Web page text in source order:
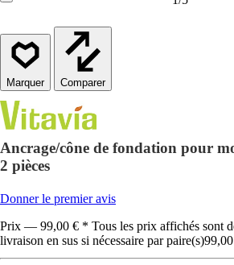
Comparer
Ancrage/cône de fondation pour
2 pièces
Donner le premier avis
Prix — 99,00 € * Tous les prix affichés sont
livraison en sus si nécessaire par paire(s)